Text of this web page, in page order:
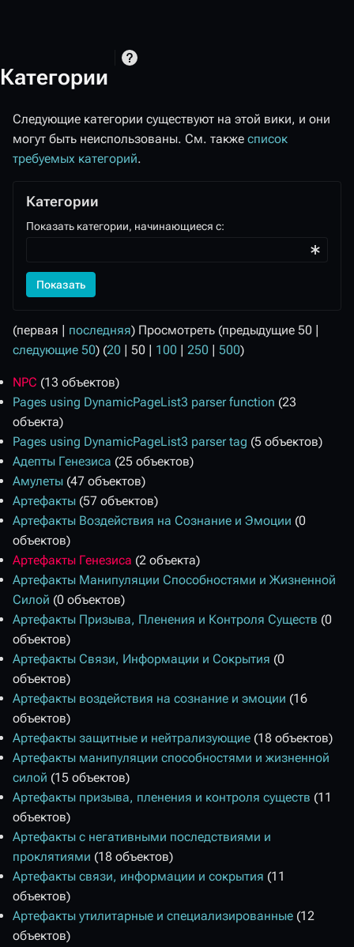
Категории
Следующие категории существуют на этой вики, и они
могут быть неиспользованы. См. также список
требуемых категорий.
Категории
Показать категории, начинающиеся с:
Показать
(первая | последняя) Просмотреть (предыдущие 50 |
следующие 50) (20 | 50 | 100 | 250 | 500)
NPC (13 объектов)
Pages using DynamicPageList3 parser function (23
объекта)
Pages using DynamicPageList3 parser tag (5 объектов)
Адепты Генезиса (25 объектов)
Амулеты (47 объектов)
Артефакты (57 объектов)
Артефакты Воздействия на Сознание и Эмоции (0
объектов)
Артефакты Генезиса (2 объекта)
Артефакты Манипуляции Способностями и Жизненной
Силой (0 объектов)
Артефакты Призыва, Пленения и Контроля Существ (0
объектов)
Артефакты Связи, Информации и Сокрытия (0
объектов)
Артефакты воздействия на сознание и эмоции (16
объектов)
Артефакты защитные и нейтрализующие (18 объектов)
Артефакты манипуляции способностями и жизненной
силой (15 объектов)
Артефакты призыва, пленения и контроля существ (11
объектов)
Артефакты с негативными последствиями и
проклятиями (18 объектов)
Артефакты связи, информации и сокрытия (11
объектов)
Артефакты утилитарные и специализированные (12
объектов)